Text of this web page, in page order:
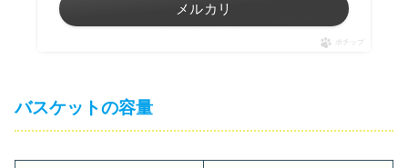
メルカリ
ポチップ
バスケットの容量